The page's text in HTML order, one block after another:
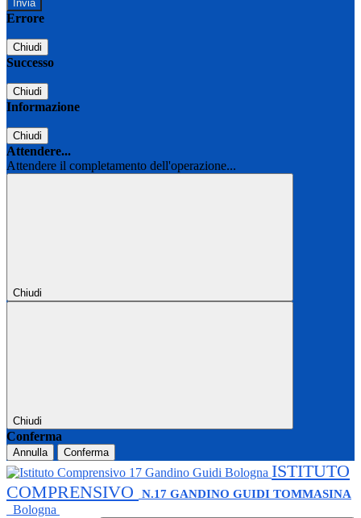
Errore
Chiudi
Successo
Chiudi
Informazione
Chiudi
Attendere...
Attendere il completamento dell'operazione...
Chiudi
Chiudi
Conferma
Annulla Conferma
ISTITUTO
COMPRENSIVO
N.17 GANDINO GUIDI TOMMASINA
Bologna